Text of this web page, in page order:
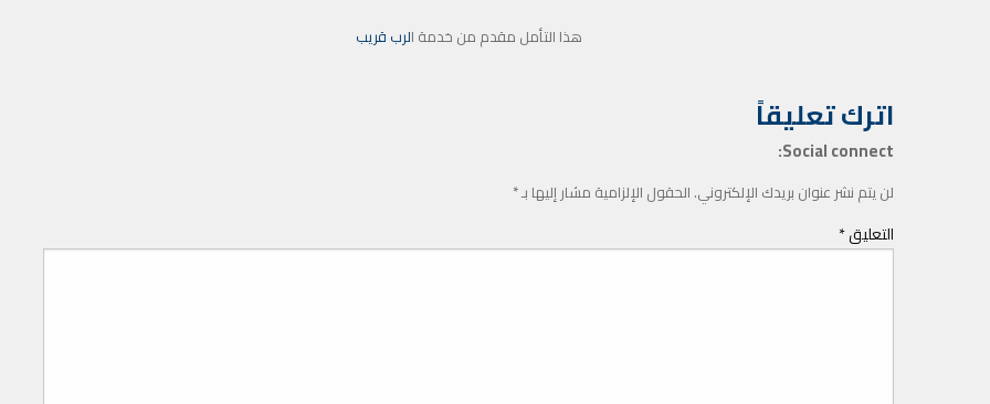
هذا التأمل مقدم من خدمة الرب قريب
اترك تعليقاً
Social connect:
لن يتم نشر عنوان بريدك الإلكتروني. الحقول الإلزامية مشار إليها بـ*
التعليق*